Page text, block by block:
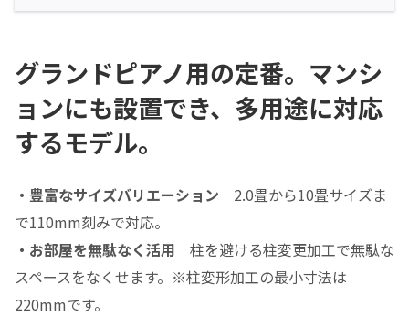
グランドピアノ用の定番。マンシ
ョンにも設置でき、多用途に対応
するモデル。
・豊富なサイズバリエーション 2.0畳から10畳サイズま
で110mm刻みで対応。
・お部屋を無駄なく活用 柱を避ける柱変更加工で無駄な
スペースをなくせます。※柱変形加工の最小寸法は
220mmです。